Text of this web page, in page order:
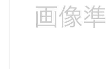
閲覧履歴